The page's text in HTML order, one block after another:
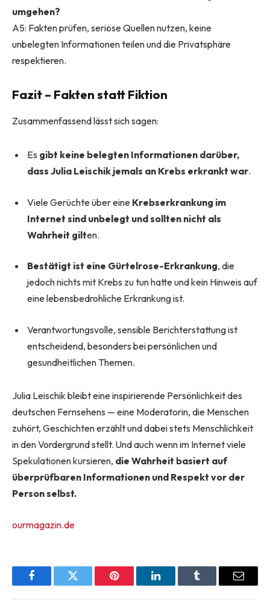
umgehen?
A5: Fakten prüfen, seriöse Quellen nutzen, keine
unbelegten Informationen teilen und die Privatsphäre
respektieren.
Fazit – Fakten statt Fiktion
Zusammenfassend lässt sich sagen:
Es gibt keine belegten Informationen darüber,
dass Julia Leischik jemals an Krebs erkrankt war.
Viele Gerüchte über eine Krebserkrankung im
Internet sind unbelegt und sollten nicht als
Wahrheit gilten.
Bestätigt ist eine Gürtelrose-Erkrankung, die
jedoch nichts mit Krebs zu tun hatte und kein Hinweis auf
eine lebensbedrohliche Erkrankung ist.
Verantwortungsvolle, sensible Berichterstattung ist
entscheidend, besonders bei persönlichen und
gesundheitlichen Themen.
Julia Leischik bleibt eine inspirierende Persönlichkeit des
deutschen Fernsehens — eine Moderatorin, die Menschen
zuhört, Geschichten erzählt und dabei stets Menschlichkeit
in den Vordergrund stellt. Und auch wenn im Internet viele
Spekulationen kursieren, die Wahrheit basiert auf
überprüfbaren Informationen und Respekt vor der
Person selbst.
ourmagazin.de
FacebookTwitter Pinterest LinkedInTumblr Email